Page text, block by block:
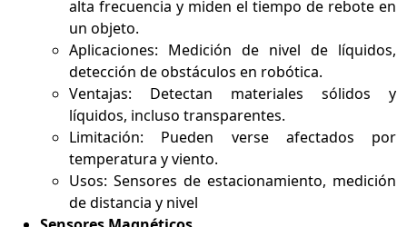
alta frecuencia y miden el tiempo de rebote en
un objeto.
Aplicaciones: Medición de nivel de líquidos,
detección de obstáculos en robótica.
Ventajas: Detectan materiales sólidos y
líquidos, incluso transparentes.
Limitación: Pueden verse afectados por
temperatura y viento.
Usos: Sensores de estacionamiento, medición
de distancia y nivel